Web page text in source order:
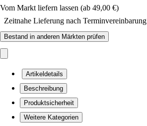
Vom Markt liefern lassen (ab 49,00 €)
Zeitnahe Lieferung nach Terminvereinbarung
Bestand in anderen Märkten prüfen
Artikeldetails
Beschreibung
Produktsicherheit
Weitere Kategorien